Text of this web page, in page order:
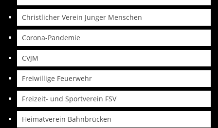
Christlicher Verein Junger Menschen
Corona-Pandemie
CVJM
Freiwillige Feuerwehr
Freizeit- und Sportverein FSV
Heimatverein Bahnbrücken